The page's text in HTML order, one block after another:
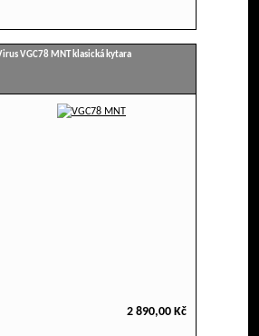
VGC78 MNT klasická kytara
2 890,00 Kč